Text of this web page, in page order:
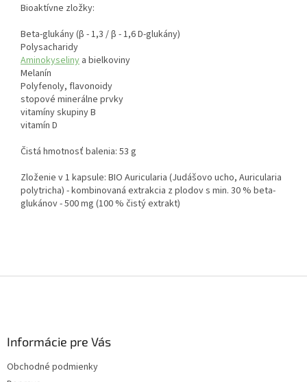
Bioaktívne zložky:
Beta-glukány (β - 1,3 / β - 1,6 D-glukány)
Polysacharidy
Aminokyseliny a bielkoviny
Melanín
Polyfenoly, flavonoidy
stopové minerálne prvky
vitamíny skupiny B
vitamín D
Čistá hmotnosť balenia: 53 g
Zloženie v 1 kapsule: BIO Auricularia (Judášovo ucho, Auricularia
polytricha) - kombinovaná extrakcia z plodov s min. 30 % beta-
glukánov - 500 mg (100 % čistý extrakt)
Informácie pre Vás
Obchodné podmienky